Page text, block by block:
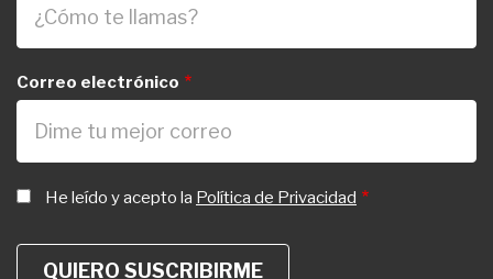
Correo electrónico
He leído y acepto la Política de Privacidad